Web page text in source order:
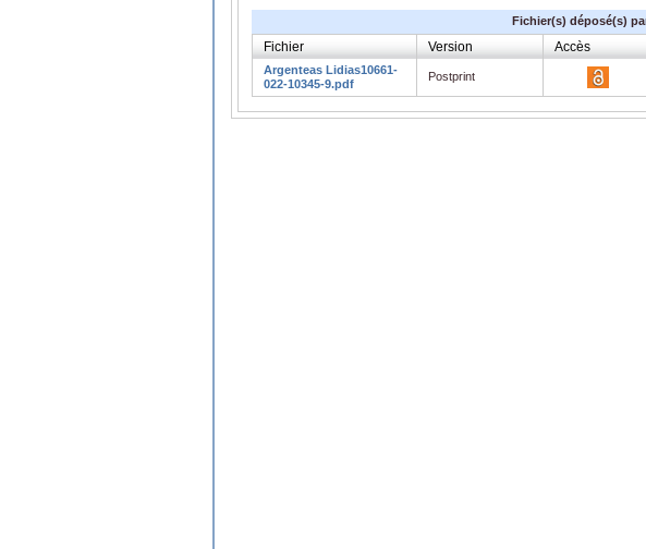
Fichier(s) déposé(s)
Fichier Version Accès
Argenteas Lidias10661-
022-10345-9.pdf
Postprint